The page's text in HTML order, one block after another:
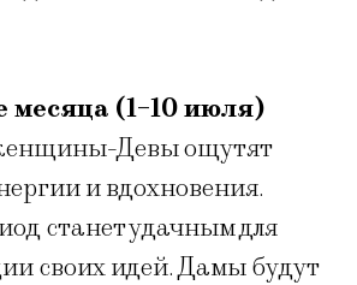
месяца (1-10 июля)
Девы ощутят
и вдохновения.
станет удачным для
своих идей. Дамы будут